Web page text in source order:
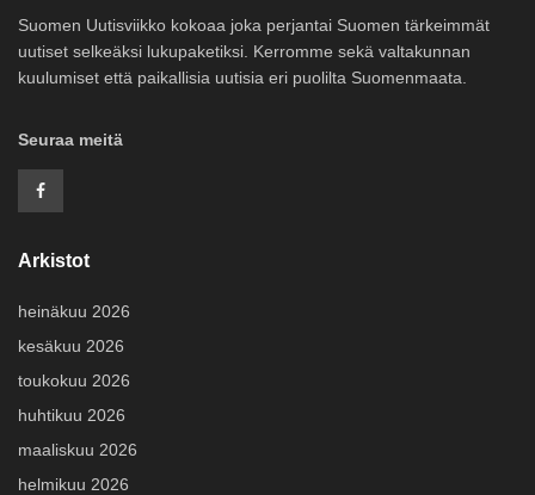
Suomen Uutisviikko kokoaa joka perjantai Suomen tärkeimmät
uutiset selkeäksi lukupaketiksi. Kerromme sekä valtakunnan
kuulumiset että paikallisia uutisia eri puolilta Suomenmaata.
Seuraa meitä
Arkistot
heinäkuu 2026
kesäkuu 2026
toukokuu 2026
huhtikuu 2026
maaliskuu 2026
helmikuu 2026